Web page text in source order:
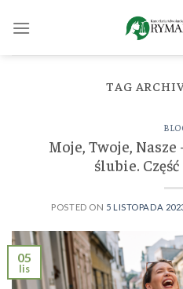
TAG
Moje, Twoje,
ślubie. Część
POSTED ON 5 LISTOPADA
05
lis